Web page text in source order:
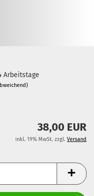
Arbeitstage
38,00 EUR
inkl. 19% MwSt. zzgl. Versand